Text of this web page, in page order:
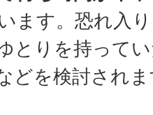
ます。恐れ入
とりを持って
どを検討され